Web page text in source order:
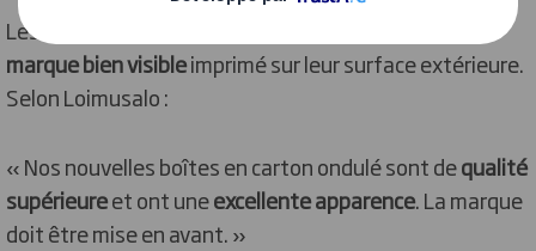
Les boîtes de transport affichent un
marque bien visibleimprimé sur leur surface extérieure.
Selon Loimusalo :
« Nos nouvelles boîtes en carton ondulé sont dequalité
supérieureet ont uneexcellente apparence. La marque
doit être mise en avant. »